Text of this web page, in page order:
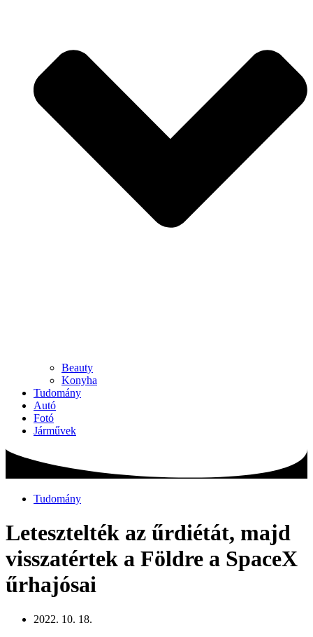
Beauty
Konyha
Tudomány
Autó
Fotó
Járművek
Tudomány
Letesztelték az űrdiétát, majd
visszatértek a Földre a SpaceX
űrhajósai
2022. 10. 18.